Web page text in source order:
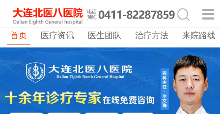
首页 医疗资讯 医生团队 治疗方法 来院路线